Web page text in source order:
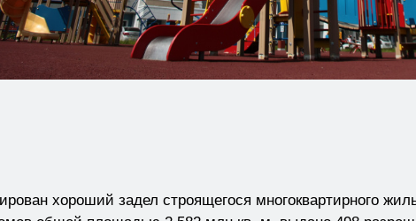
хороший задел строящегося многоквартирного